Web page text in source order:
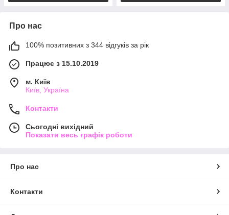
Про нас
100% позитивних з 344 відгуків за рік
Працює з 15.10.2019
м. Київ
Київ, Україна
Контакти
Сьогодні вихідний
Показати весь графік роботи
Про нас
Контакти